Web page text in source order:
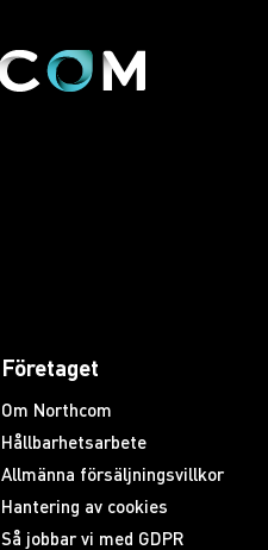
Företaget
Om Northcom
Hållbarhetsarbete
Allmänna försäljningsvillkor
Hantering av cookies
Så jobbar vi med GDPR